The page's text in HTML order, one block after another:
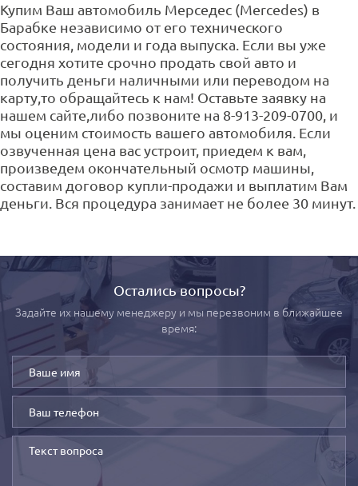
Купим Ваш автомобиль Мерседес (Mercedes) в
Барабке независимо от его технического
состояния, модели и года выпуска. Если вы уже
сегодня хотите срочно продать свой авто и
получить деньги наличными или переводом на
карту,то обращайтесь к нам! Оставьте заявку на
нашем сайте,либо позвоните на 8-913-209-0700, и
мы оценим стоимость вашего автомобиля. Если
озвученная цена вас устроит, приедем к вам,
произведем окончательный осмотр машины,
составим договор купли-продажи и выплатим Вам
деньги. Вся процедура занимает не более 30 минут.
Остались вопросы?
Задайте их нашему менеджеру и мы перезвоним в ближайшее
время: